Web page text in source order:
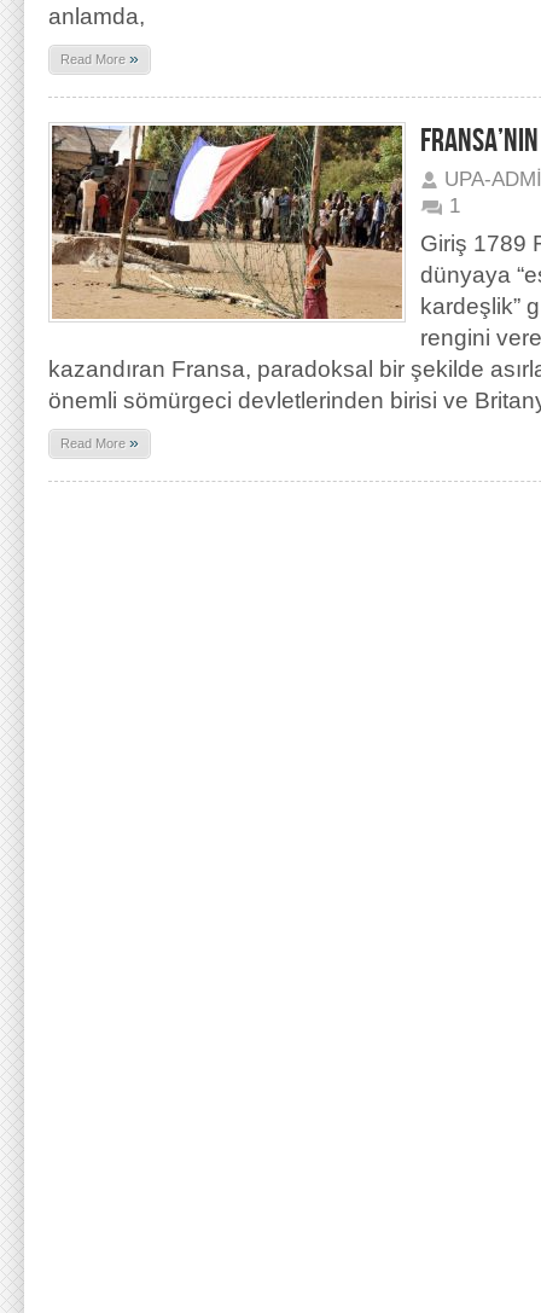
anlamda,
Read More »
UPA-
1
Giriş 1789
dünyaya
kardeşlik”
rengini
kazandıran Fransa, paradoksal bir şekilde
önemli sömürgeci devletlerinden birisi ve
Read More »